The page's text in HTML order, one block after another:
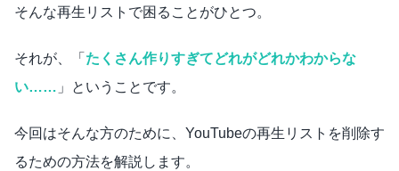
そんな再生リストで困ることがひとつ。
それが、「 たくさん作りすぎてどれがどれかわからな
い…… 」ということです。
今回はそんな方のために、YouTubeの再生リストを削除す
るための方法を解説します。